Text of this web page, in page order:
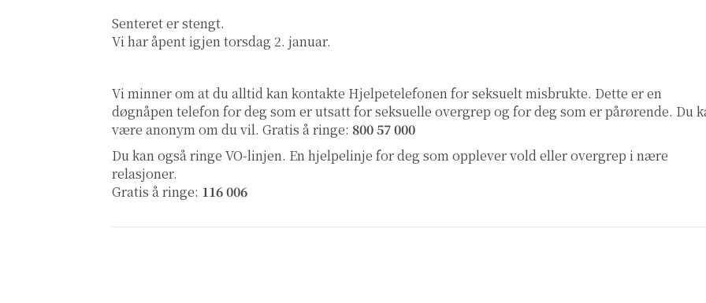
Senteret er stengt.
Vi har åpent igjen torsdag 2. januar.
Vi minner om at du alltid kan kontakte Hjelpetelefonen for seksuelt misbrukte. Dette er en
døgnåpen telefon for deg som er utsatt for seksuelle overgrep og for deg som er pårørende. Du
være anonym om du vil. Gratis å ringe: 800 57 000
Du kan også ringe VO-linjen. En hjelpelinje for deg som opplever vold eller overgrep i nære
relasjoner.
Gratis å ringe: 116 006